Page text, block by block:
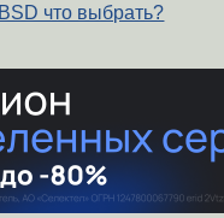
что выбрать?